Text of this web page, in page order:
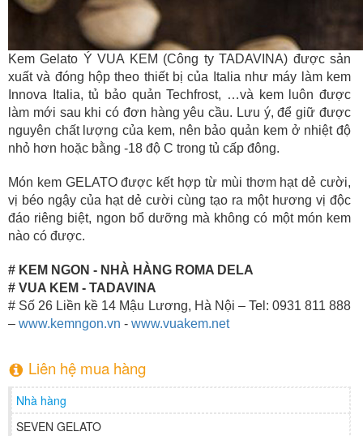
Kem Gelato Ý VUA KEM (Công ty TADAVINA) được sản
xuất và đóng hộp theo thiết bị của Italia như máy làm kem
Innova Italia, tủ bảo quản Techfrost, …và kem luôn được
làm mới sau khi có đơn hàng yêu cầu. Lưu ý, để giữ được
nguyên chất lượng của kem, nên bảo quản kem ở nhiệt độ
nhỏ hơn hoặc bằng -18 độ C trong tủ cấp đông.
Món kem GELATO được kết hợp từ mùi thơm hạt dẻ cười,
vị béo ngậy của hạt dẻ cười cùng tạo ra một hương vị độc
đáo riêng biệt, ngon bổ dưỡng mà không có một món kem
nào có được.
# KEM NGON - NHÀ HÀNG ROMA DELA
# VUA KEM - TADAVINA
# Số 26 Liền kề 14 Mậu Lương, Hà Nội – Tel: 0931 811 888
– www.kemngon.vn - www.vuakem.net
Liên hệ mua hàng
Nhà hàng
SEVEN GELATO